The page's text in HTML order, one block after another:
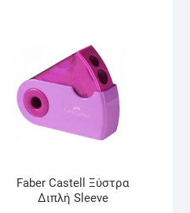
Faber Castell Ξύστρα
Διπλή Sleeve